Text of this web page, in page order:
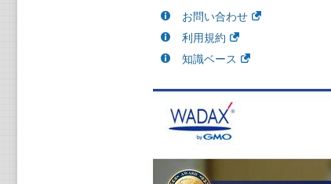
お問い合わせ
利用規約
知識ベース